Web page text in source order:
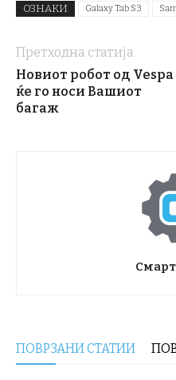
ОЗНАКИ Galaxy Tab S3
Претходна статија
Новиот робот од Vespa
ќе го носи Вашиот
багаж
ПОВРЗАНИ СТАТИИ